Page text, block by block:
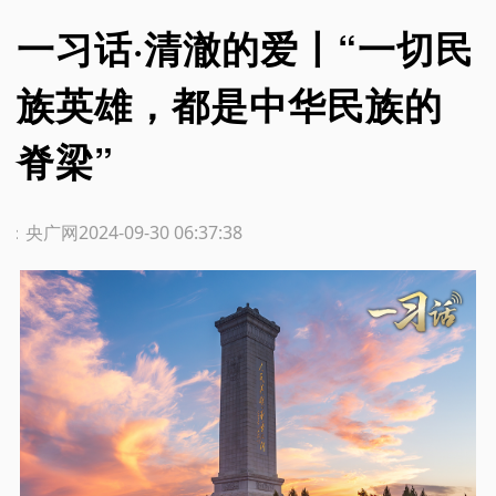
一习话·清澈的爱丨“一切民
族英雄，都是中华民族的
脊梁”
2024-09-30 06:37:38
：央广网